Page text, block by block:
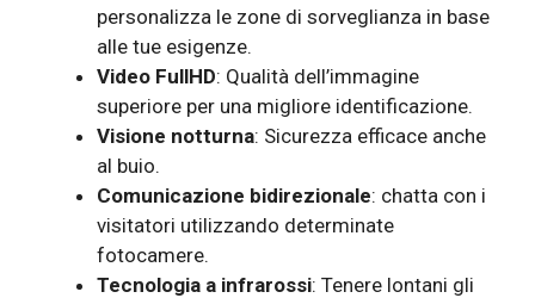
personalizza le zone di sorveglianza in base
alle tue esigenze.
Video FullHD: Qualità dell’immagine
superiore per una migliore identificazione.
Visione notturna: Sicurezza efficace anche
al buio.
Comunicazione bidirezionale: chatta con i
visitatori utilizzando determinate
fotocamere.
Tecnologia a infrarossi: Tenere lontani gli